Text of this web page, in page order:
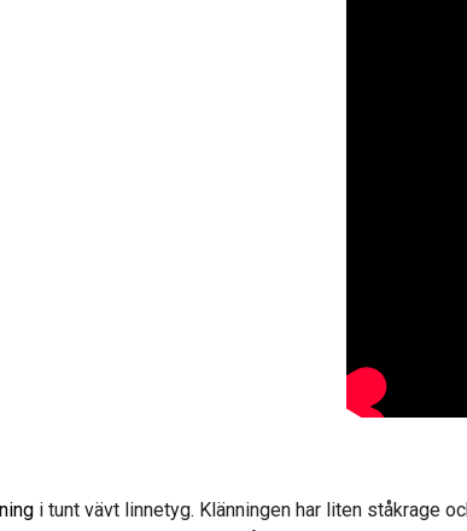
i tunt vävt linnetyg. Klänningen har liten ståkrage